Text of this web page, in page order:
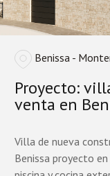
Benissa -
Proyecto:
venta en
Villa de nueva
Benissa proyecto